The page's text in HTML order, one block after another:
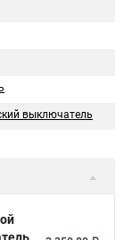
выключатель